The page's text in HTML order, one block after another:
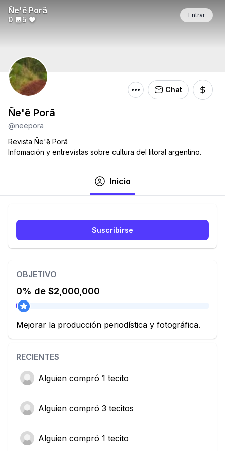
Entrar
Ñe'ẽ Porã
0 5
Chat
Ñe'ẽ Porã
@neepora
Revista Ñe'ẽ Porã
Infomación y entrevistas sobre cultura del litoral argentino.
Inicio
Suscribirse
OBJETIVO
0% de $2,000,000
Mejorar la producción periodística y fotográfica.
RECIENTES
Alguien compró 1 tecito
Alguien compró 3 tecitos
Alguien compró 1 tecito